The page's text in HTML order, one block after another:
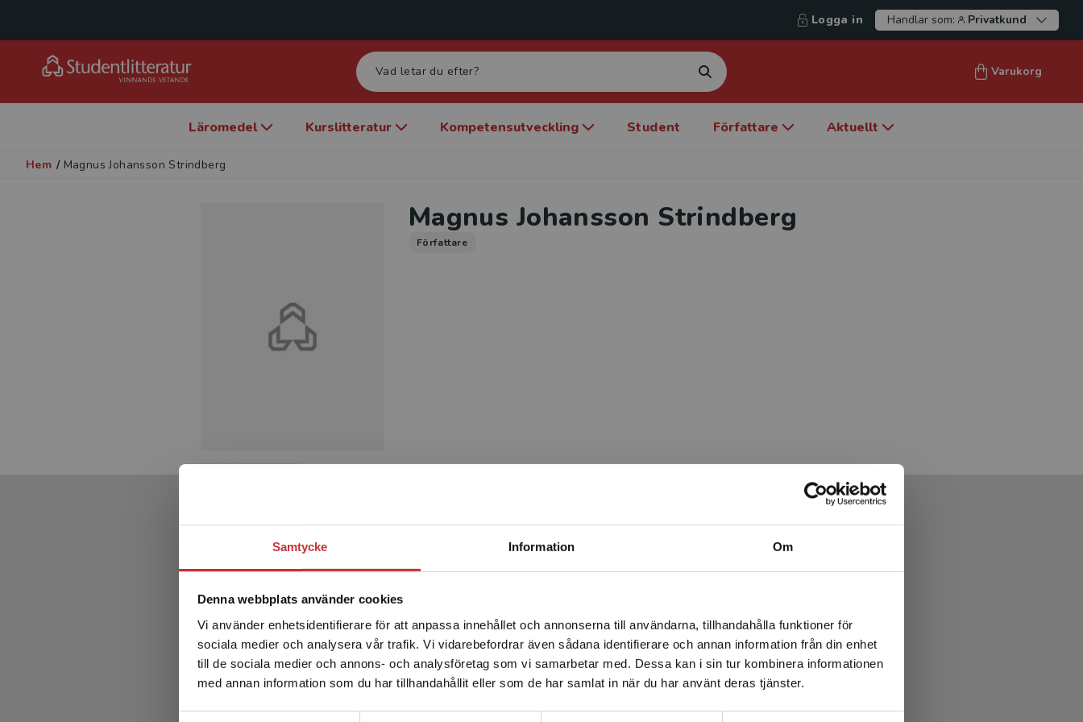
Samtycke Information Om
Denna webbplats använder cookies
Vi använder enhetsidentifierare för att anpassa innehållet och annonserna till användarna, tillhandahålla funktioner för
sociala medier och analysera vår trafik. Vi vidarebefordrar även sådana identifierare och annan information från din enhet
till de sociala medier och annons- och analysföretag som vi samarbetar med. Dessa kan i sin tur kombinera informationen
med annan information som du har tillhandahållit eller som de har samlat in när du har använt deras tjänster.
Begränsad fraktregion
Det verkar som att du besöker studentlitteratur.se via en
enhet utanför Sverige. Vi erbjuder inte leveranser utanför
Sverige. För att kunna slutföra ett köp måste
leveransadressen vara i Sverige.Läs mer
Logga in Handlar som: Privatkund
Varukorg
Läromedel Kurslitteratur Kompetensutveckling Student Författare Aktuellt
Hem / Magnus Johansson Strindberg
Magnus Johansson Strindberg
Författare
Produkter